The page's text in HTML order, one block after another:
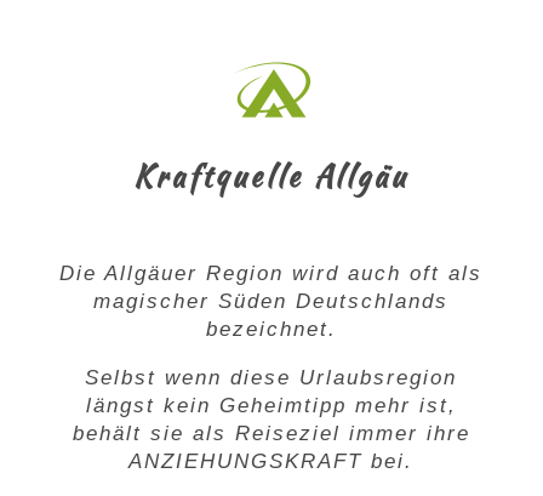

Kraftquelle Allgäu
Die Allgäuer Region wird auch oft als
magischer Süden Deutschlands
bezeichnet.
Selbst wenn diese Urlaubsregion
längst kein Geheimtipp mehr ist,
behält sie als Reiseziel immer ihre
ANZIEHUNGSKRAFT bei.